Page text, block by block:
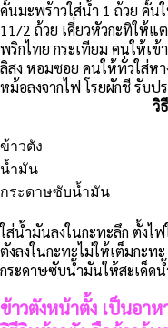
คั้นมะพร้าวใส่น้ำ 1 ถ้วย คั้น
11/2 ถ้วย เคี่ยวหัวกะทิให้
พริกไทย กระเทียม คนให้เข้
ลิสง หอมซอย คนให้ทั่วใส่ห
หม้อลงจากไฟ โรยผักชี รับป
วิ
ข้าวตัง
น้ำมัน
กระดาษซับน้ำมัน
ใส่น้ำมันลงในกะทะลึก ตั้งไ
ตังลงในกะทะไม่ให้เต็มกะท
กระดาษซับน้ำมันให้สะเด็ดน้
ข้าวตังหน้าตั้ง เป็นอา